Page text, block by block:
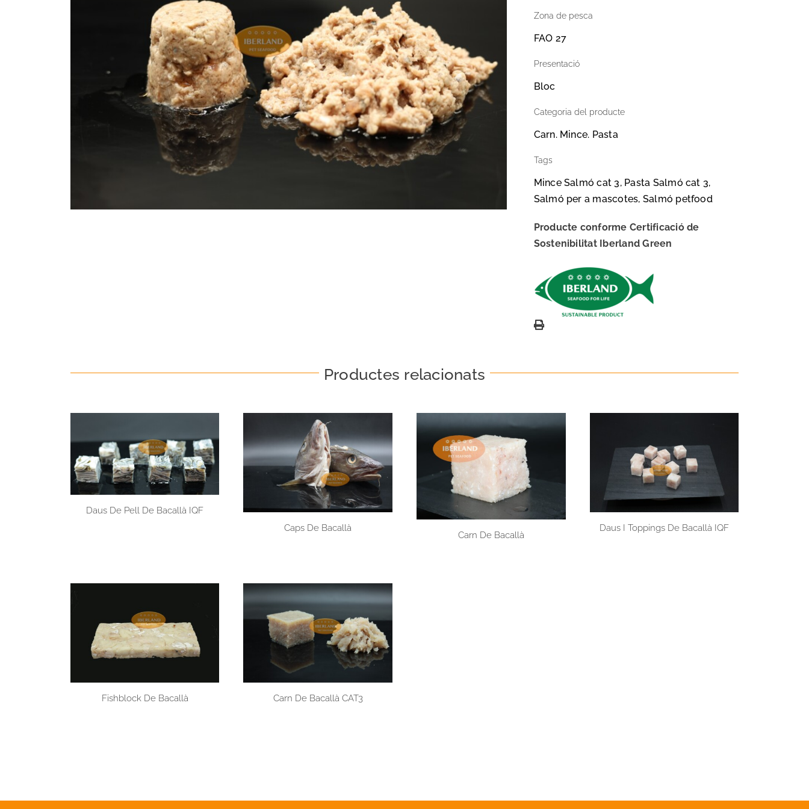
Zona de pesca
FAO 27
Presentació
Bloc
Categoria del producte
Carn. Mince. Pasta
Tags
Mince Salmó cat 3, Pasta Salmó cat 3,
Salmó per a mascotes, Salmó petfood
Producte conforme Certificació de
Sostenibilitat Iberland Green
Productes relacionats
Daus De Pell De Bacallà IQF
Caps De Bacallà
Carn De Bacallà
Daus I Toppings De Bacallà IQF
Fishblock De Bacallà Carn De Bacallà CAT3